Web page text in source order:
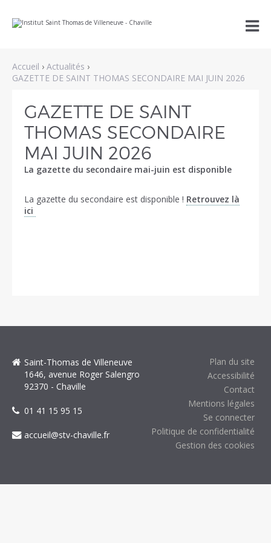
au
la
navigation
personnels

Accueil › Actualités ›
GAZETTE DE SAINT THOMAS SECONDAIRE MAI JUIN 2026
GAZETTE DE SAINT
THOMAS SECONDAIRE
MAI JUIN 2026
La gazette du secondaire mai-juin est disponible
La gazette du secondaire est disponible ! Retrouvez là
ici
Plan du site
Accessibilité
Contact
Mentions légales
Se connecter
Politique de confidentialité
Gestion des cookies
Saint-Thomas de Villeneuve
1646, avenue Roger Salengro
92370 - Chaville
01 41 15 95 15
accueil@stv-chaville.fr